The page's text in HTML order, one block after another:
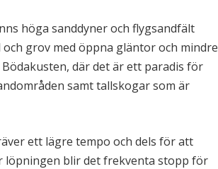
höga sanddyner och flygsandfält
grov med öppna gläntor och mindre
där det är ett paradis för
samt tallskogar som är
ett lägre tempo och dels för att
löpningen blir det frekventa stopp för